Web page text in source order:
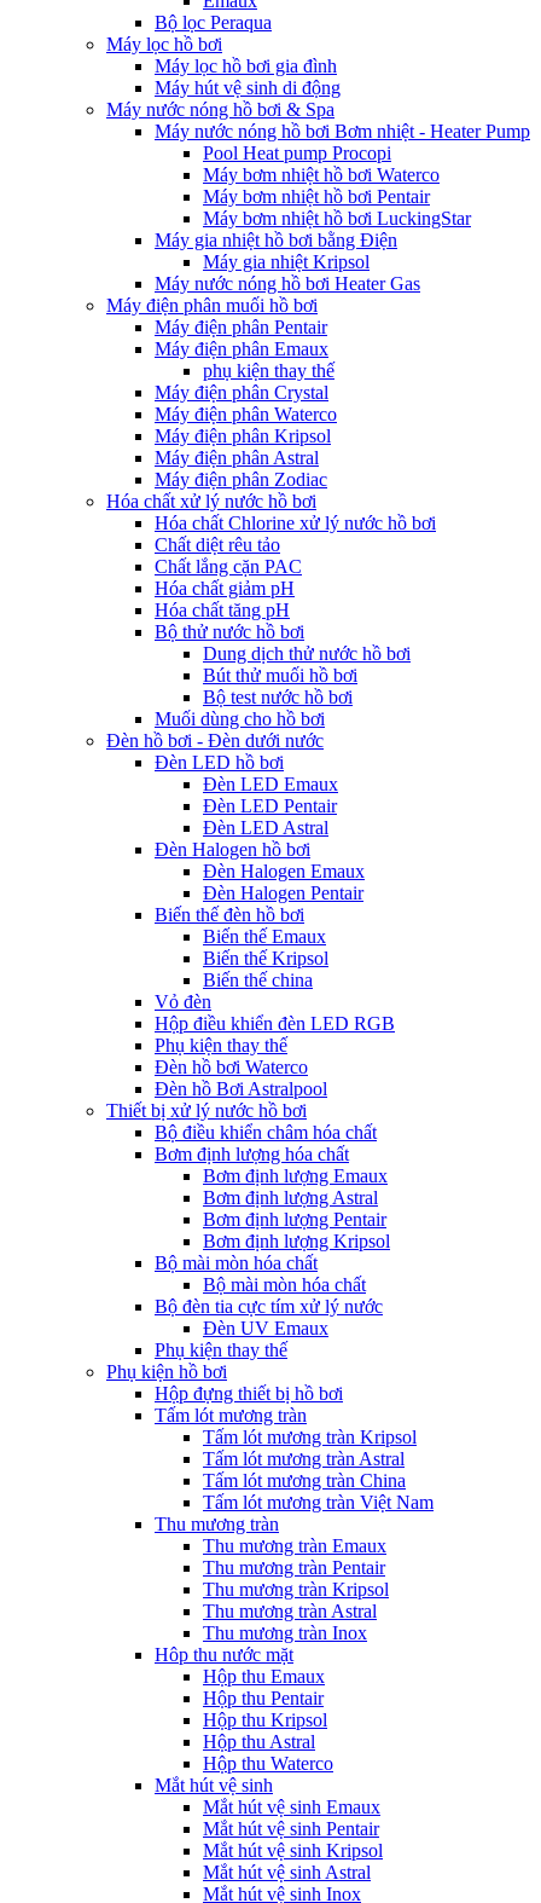
Bộ lọc Peraqua
Máy lọc hồ bơi
Máy lọc hồ bơi gia đình
Máy hút vệ sinh di động
Máy nước nóng hồ bơi & Spa
Máy nước nóng hồ bơi Bơm nhiệt - Heater Pump
Pool Heat pump Procopi
Máy bơm nhiệt hồ bơi Waterco
Máy bơm nhiệt hồ bơi Pentair
Máy bơm nhiệt hồ bơi LuckingStar
Máy gia nhiệt hồ bơi bằng Điện
Máy gia nhiệt Kripsol
Máy nước nóng hồ bơi Heater Gas
Máy điện phân muối hồ bơi
Máy điện phân Pentair
Máy điện phân Emaux
phụ kiện thay thế
Máy điện phân Crystal
Máy điện phân Waterco
Máy điện phân Kripsol
Máy điện phân Astral
Máy điện phân Zodiac
Hóa chất xử lý nước hồ bơi
Hóa chất Chlorine xử lý nước hồ bơi
Chất diệt rêu tảo
Chất lắng cặn PAC
Hóa chất giảm pH
Hóa chất tăng pH
Bộ thử nước hồ bơi
Dung dịch thử nước hồ bơi
Bút thử muối hồ bơi
Bộ test nước hồ bơi
Muối dùng cho hồ bơi
Đèn hồ bơi - Đèn dưới nước
Đèn LED hồ bơi
Đèn LED Emaux
Đèn LED Pentair
Đèn LED Astral
Đèn Halogen hồ bơi
Đèn Halogen Emaux
Đèn Halogen Pentair
Biến thế đèn hồ bơi
Biến thế Emaux
Biến thế Kripsol
Biến thế china
Vỏ đèn
Hộp điều khiển đèn LED RGB
Phụ kiện thay thế
Đèn hồ bơi Waterco
Đèn hồ Bơi Astralpool
Thiết bị xử lý nước hồ bơi
Bộ điều khiển châm hóa chất
Bơm định lượng hóa chất
Bơm định lượng Emaux
Bơm định lượng Astral
Bơm định lượng Pentair
Bơm định lượng Kripsol
Bộ mài mòn hóa chất
Bộ mài mòn hóa chất
Bộ đèn tia cực tím xử lý nước
Đèn UV Emaux
Phụ kiện thay thế
Phụ kiện hồ bơi
Hộp đựng thiết bị hồ bơi
Tấm lót mương tràn
Tấm lót mương tràn Kripsol
Tấm lót mương tràn Astral
Tấm lót mương tràn China
Tấm lót mương tràn Việt Nam
Thu mương tràn
Thu mương tràn Emaux
Thu mương tràn Pentair
Thu mương tràn Kripsol
Thu mương tràn Astral
Thu mương tràn Inox
Hôp thu nước mặt
Hộp thu Emaux
Hộp thu Pentair
Hộp thu Kripsol
Hộp thu Astral
Hộp thu Waterco
Mắt hút vệ sinh
Mắt hút vệ sinh Emaux
Mắt hút vệ sinh Pentair
Mắt hút vệ sinh Kripsol
Mắt hút vệ sinh Astral
Mắt hút vệ sinh Inox